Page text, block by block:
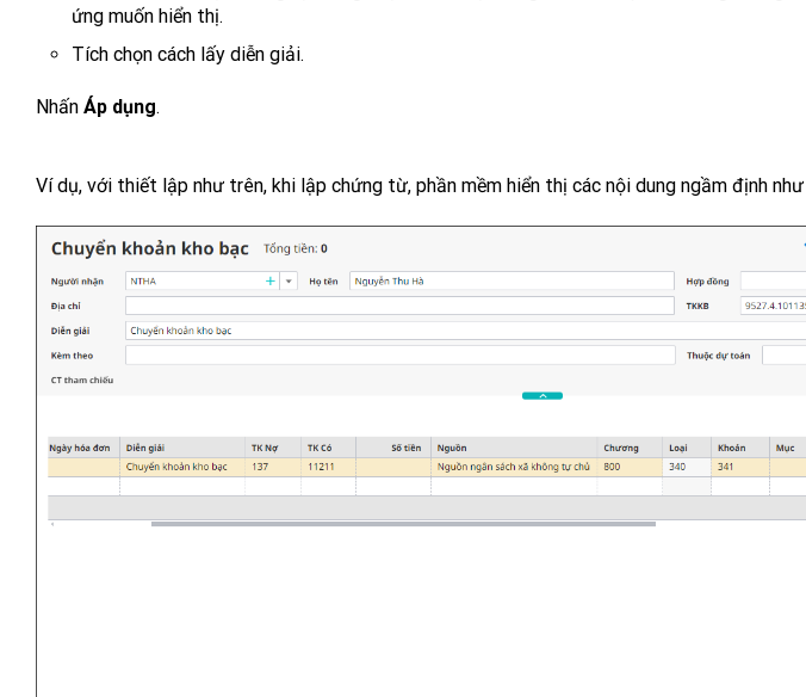
ứng muốn hiển thị.
Tích chọn cách lấy diễn giải.
Nhấn Áp dụng.
Ví dụ, với thiết lập như trên, khi lập chứng từ, phần mềm hiển thị các nội dung ngầm định